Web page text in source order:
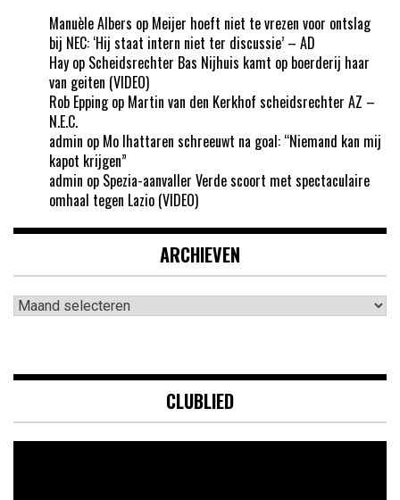
Manuèle Albers op Meijer hoeft niet te vrezen voor ontslag
bij NEC: ‘Hij staat intern niet ter discussie’ – AD
Hay op Scheidsrechter Bas Nijhuis kamt op boerderij haar
van geiten (VIDEO)
Rob Eppingop Martin van den Kerkhof scheidsrechter AZ –
N.E.C.
admin op Mo Ihattaren schreeuwt na goal: “Niemand kan mij
kapot krijgen”
admin op Spezia-aanvaller Verde scoort met spectaculaire
omhaal tegen Lazio (VIDEO)
ARCHIEVEN
Archieven
CLUBLIED